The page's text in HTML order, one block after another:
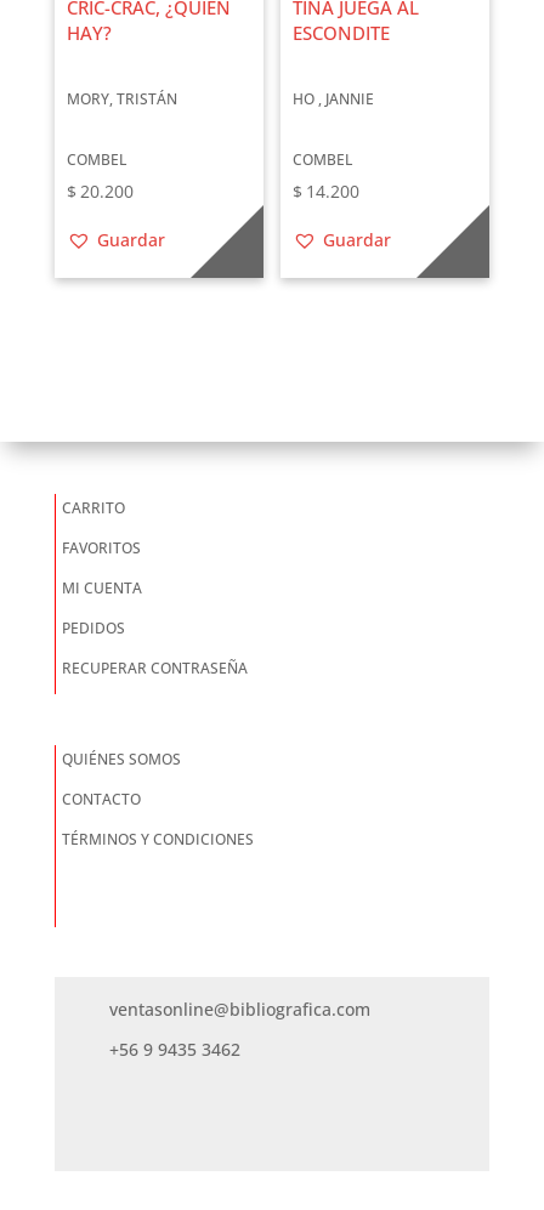
CRIC-CRAC, ¿QUIÉN
HAY?
MORY, TRISTÁN
COMBEL
$ 20.200
Guardar
TINA JUEGA AL
ESCONDITE
HO , JANNIE
COMBEL
$ 14.200
Guardar
CARRITO
FAVORITOS
MI CUENTA
PEDIDOS
RECUPERAR CONTRASEÑA
QUIÉNES SOMOS
CONTACTO
TÉRMINOS Y CONDICIONES
ventasonline@bibliografica.com
+56 9 9435 3462